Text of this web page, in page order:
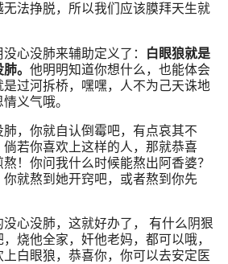
法挣脱，所以我们应该膜拜天生就
心没肺来辅助定义了：
白眼狼就是
。 他明明知道你想什么，也能体会
过河拆桥，嘿嘿，人不为己天诛地
义气哦。
，你就自认倒霉吧，有点哀其不
若你喜欢上这样的人，那就恭喜
！你问我什么时候能熬出阿香婆？
就熬到她开窍吧，或者熬到你先
心没肺，这就好办了， 有什么阴狠
烧他全家，奸他老妈，都可以哦，
白眼狼，恭喜你，你可以去安定医